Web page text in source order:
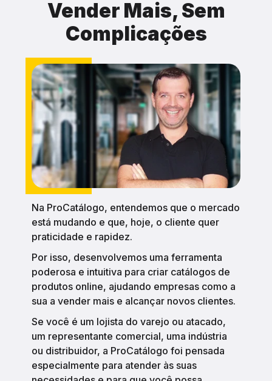
Vender Mais, Sem
Complicações
Na ProCatálogo, entendemos que o mercado
está mudando e que, hoje, o cliente quer
praticidade e rapidez.
Por isso, desenvolvemos uma ferramenta
poderosa e intuitiva para criar catálogos de
produtos online, ajudando empresas como a
sua a vender mais e alcançar novos clientes.
Se você é um lojista do varejo ou atacado,
um representante comercial, uma indústria
ou distribuidor, a ProCatálogo foi pensada
especialmente para atender às suas